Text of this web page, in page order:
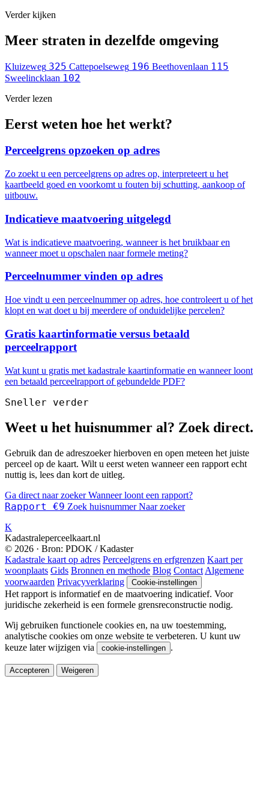
Verder kijken
Meer straten in dezelfde omgeving
Kluizeweg 325 Cattepoelseweg 196 Beethovenlaan 115
Sweelincklaan 102
Verder lezen
Eerst weten hoe het werkt?
Perceelgrens opzoeken op adres
Zo zoekt u een perceelgrens op adres op, interpreteert u het
kaartbeeld goed en voorkomt u fouten bij schutting, aankoop of
uitbouw.
Indicatieve maatvoering uitgelegd
Wat is indicatieve maatvoering, wanneer is het bruikbaar en
wanneer moet u opschalen naar formele meting?
Perceelnummer vinden op adres
Hoe vindt u een perceelnummer op adres, hoe controleert u of het
klopt en wat doet u bij meerdere of onduidelijke percelen?
Gratis kaartinformatie versus betaald
perceelrapport
Wat kunt u gratis met kadastrale kaartinformatie en wanneer loont
een betaald perceelrapport of gebundelde PDF?
Sneller verder
Weet u het huisnummer al? Zoek direct.
Gebruik dan de adreszoeker hierboven en open meteen het juiste
perceel op de kaart. Wilt u eerst weten wanneer een rapport echt
nuttig is, lees dan kort de uitleg.
Ga direct naar zoekerWanneer loont een rapport?
Rapport €9 Zoek huisnummer Naar zoeker
K
Kadastraleperceelkaart.nl
© 2026 · Bron: PDOK / Kadaster
Kadastrale kaart op adres Perceelgrens en erfgrenzen Kaart per
woonplaats Gids Bronnen en methode Blog Contact Algemene
voorwaarden Privacyverklaring Cookie-instellingen
Het rapport is informatief en de maatvoering indicatief. Voor
juridische zekerheid is een formele grensreconstructie nodig.
Wij gebruiken functionele cookies en, na uw toestemming,
analytische cookies om onze website te verbeteren. U kunt uw
keuze later wijzigen via
cookie-instellingen .
Accepteren Weigeren